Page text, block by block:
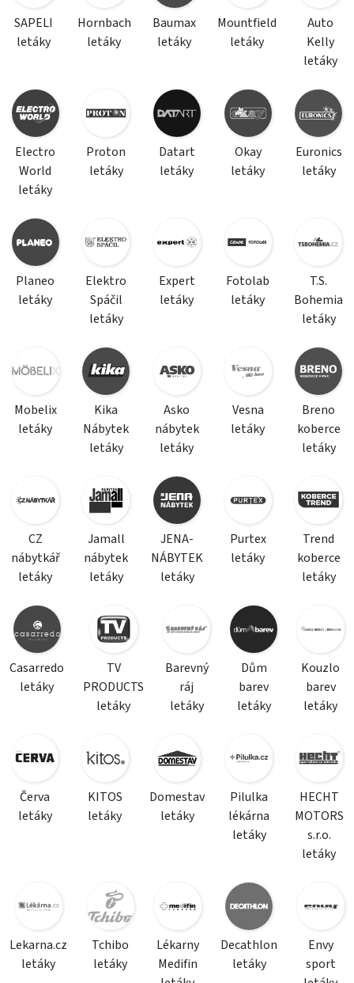
SAPELI
letáky
Hornbach
letáky
Baumax
letáky
Mountfield
letáky
Auto
Kelly
letáky
Electro
World
letáky
Proton
letáky
Datart
letáky
Okay
letáky
Euronics
letáky
Planeo
letáky
Elektro
Spáčil
letáky
Expert
letáky
Fotolab
letáky
T.S.
Bohemia
letáky
Mobelix
letáky
Kika
Nábytek
letáky
Asko
nábytek
letáky
Vesna
letáky
Breno
koberce
letáky
CZ
nábytkář
letáky
Jamall
nábytek
letáky
JENA-
NÁBYTEK
letáky
Purtex
letáky
Trend
koberce
letáky
Casarredo
letáky
TV
PRODUCTS
letáky
Barevný
ráj
letáky
Dům
barev
letáky
Kouzlo
barev
letáky
Červa
letáky
KITOS
letáky
Domestav
letáky
Pilulka
lékárna
letáky
HECHT
MOTORS
s.r.o.
letáky
Lekarna.cz
letáky
Tchibo
letáky
Lékarny
Medifin
Decathlon
letáky
Envy
sport